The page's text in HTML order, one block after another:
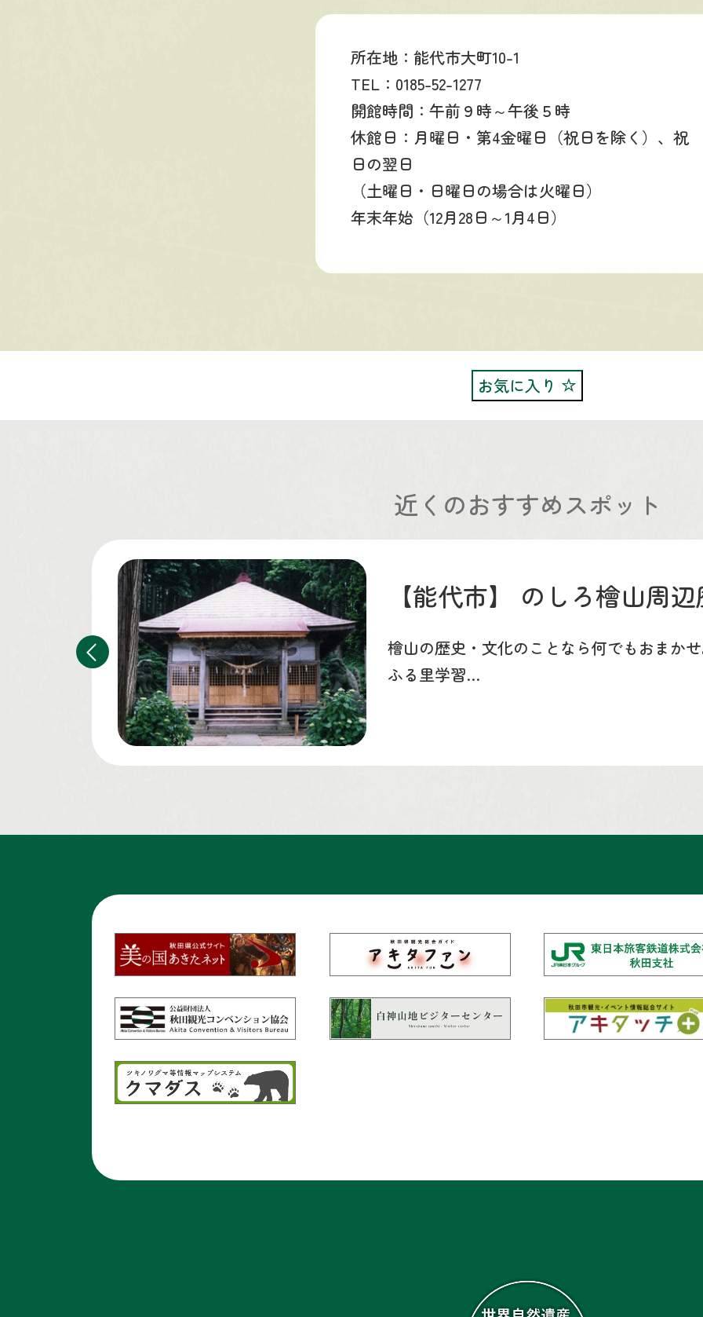
所在地：能代市大町10-1
TEL：0185-52-1277
開館時間：午前９時～午後５時
休館日：月曜日・第4金曜日（祝日を除く）、祝
日の翌日
（土曜日・日曜日の場合は火曜日）
年末年始（12月28日～1月4日）
お気に入り
近くのおすすめスポット
【能代市】 のしろ檜山周
檜山の歴史・文化のことなら何でもおまか
ふる里学習…